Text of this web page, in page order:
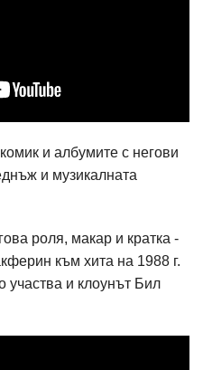
и албумите с негови
и музикалната
роля, макар и кратка -
към хита на 1988 г.
участва и клоунът Бил